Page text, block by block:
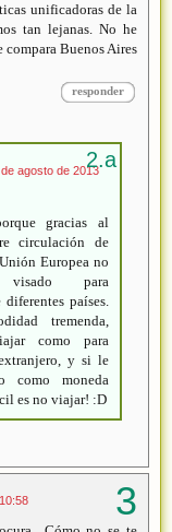
unificadoras de la
tan lejanas. No he
Buenos Aires
responder
agosto de 2013
gracias al
circulación de
Europea no
visado para
diferentes países.
tremenda,
como para
y si le
como moneda
es no viajar! :D